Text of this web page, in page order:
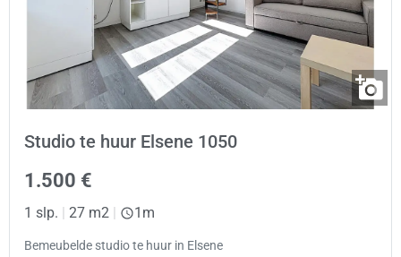
Studio te huur Elsene 1050
1.500 €
1 slp. | 27 m2 | 1m
Bemeubelde studio te huur in Elsene